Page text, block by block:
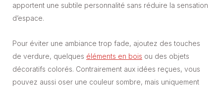
apportent une subtile personnalité sans réduire la sensation
d’espace.
Pour éviter une ambiance trop fade, ajoutez des touches
de verdure, quelques éléments en bois ou des objets
décoratifs colorés. Contrairement aux idées reçues, vous
pouvez aussi oser une couleur sombre, mais uniquement